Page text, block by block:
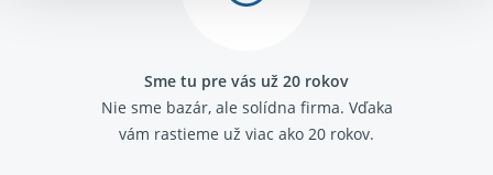
Sme tu pre vás už 20 rokov
Nie sme bazár, ale solídna firma. Vďaka
vám rastieme už viac ako 20 rokov.